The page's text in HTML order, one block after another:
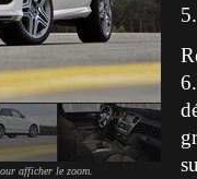
afficher le zoom.